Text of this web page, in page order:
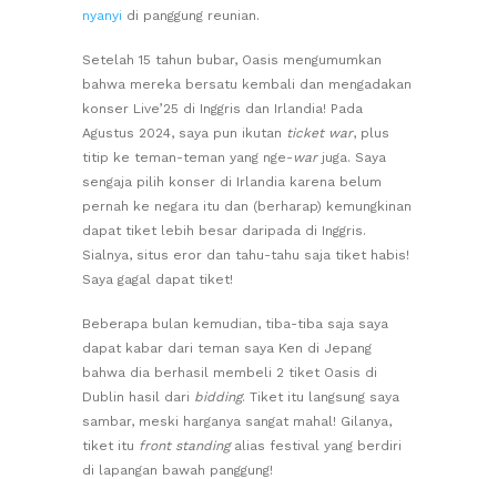
nyanyi di panggung reunian.
Setelah 15 tahun bubar, Oasis mengumumkan
bahwa mereka bersatu kembali dan mengadakan
konser Live’25 di Inggris dan Irlandia! Pada
Agustus 2024, saya pun ikutan ticket war, plus
titip ke teman-teman yang nge- warjuga. Saya
sengaja pilih konser di Irlandia karena belum
pernah ke negara itu dan (berharap) kemungkinan
dapat tiket lebih besar daripada di Inggris.
Sialnya, situs eror dan tahu-tahu saja tiket habis!
Saya gagal dapat tiket!
Beberapa bulan kemudian, tiba-tiba saja saya
dapat kabar dari teman saya Ken di Jepang
bahwa dia berhasil membeli 2 tiket Oasis di
Dublin hasil dari bidding. Tiket itu langsung saya
sambar, meski harganya sangat mahal! Gilanya,
tiket itu front standingalias festival yang berdiri
di lapangan bawah panggung!